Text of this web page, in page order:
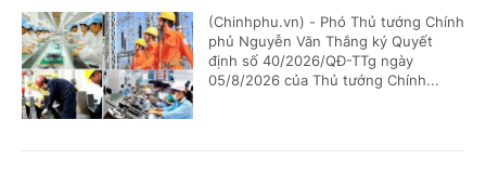
(Chinhphu.vn) - Phó Thủ tướng Chính
phủ Nguyễn Văn Thắng ký Quyết
định số 40/2026/QĐ-TTg ngày
05/8/2026 của Thủ tướng Chính...